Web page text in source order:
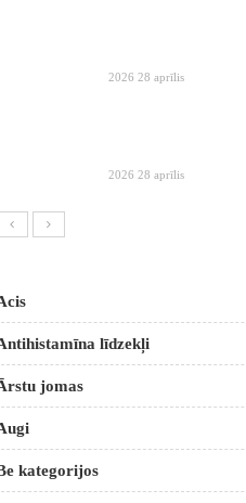
2026 28 aprīlis
2026 28 aprīlis
līdzekļi
jomas
kategorijos